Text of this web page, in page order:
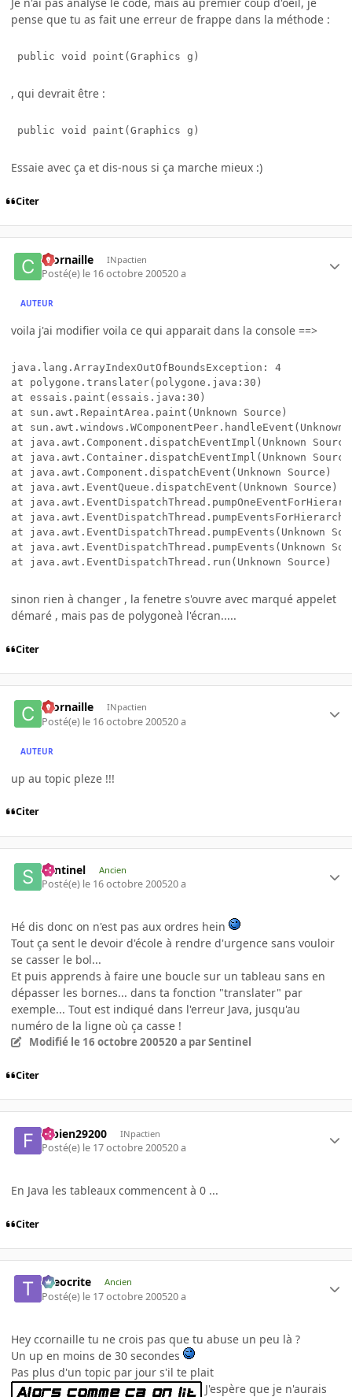
pense que tu as fait une erreur de frappe dans la méthode :
public void point(Graphics g)
, qui devrait être :
public void paint(Graphics g)
Essaie avec ça et dis-nous si ça marche mieux :)
Citer
ccornaille INpactien
Posté(e) le 16 octobre 200520 a
AUTEUR
voila j'ai modifier voila ce qui apparait dans la console ==>
java.lang.ArrayIndexOutOfBoundsException: 4
at polygone.translater(polygone.java:30)
at essais.paint(essais.java:30)
at sun.awt.RepaintArea.paint(Unknown Source)
at sun.awt.windows.WComponentPeer.handleEvent(Unknown
at java.awt.Component.dispatchEventImpl(Unknown
at java.awt.Container.dispatchEventImpl(Unknown
at java.awt.Component.dispatchEvent(Unknown Source)
at java.awt.EventQueue.dispatchEvent(Unknown Source)
at
at
at java.awt.EventDispatchThread.pumpEvents(Unknown
at java.awt.EventDispatchThread.pumpEvents(Unknown
sinon rien à changer , la fenetre s'ouvre avec marqué appelet
démaré , mais pas de polygoneà l'écran.....
Citer
ccornaille INpactien
Posté(e) le 16 octobre 200520 a
AUTEUR
up au topic pleze !!!
Citer
Sentinel Ancien
Posté(e) le 16 octobre 200520 a
Hé dis donc on n'est pas aux ordres hein
Tout ça sent le devoir d'école à rendre d'urgence sans vouloir
se casser le bol...
Et puis apprends à faire une boucle sur un tableau sans en
dépasser les bornes... dans ta fonction "translater" par
exemple... Tout est indiqué dans l'erreur Java, jusqu'au
numéro de la ligne où ça casse !
Modifié le 16 octobre 200520 a par Sentinel
Citer
fabien29200 INpactien
Posté(e) le 17 octobre 200520 a
En Java les tableaux commencent à 0 ...
Citer
theocrite Ancien
Posté(e) le 17 octobre 200520 a
Hey ccornaille tu ne crois pas que tu abuse un peu là ?
Un up en moins de 30 secondes
Pas plus d'un topic par jour s'il te plait
J'espère que je n'aurais